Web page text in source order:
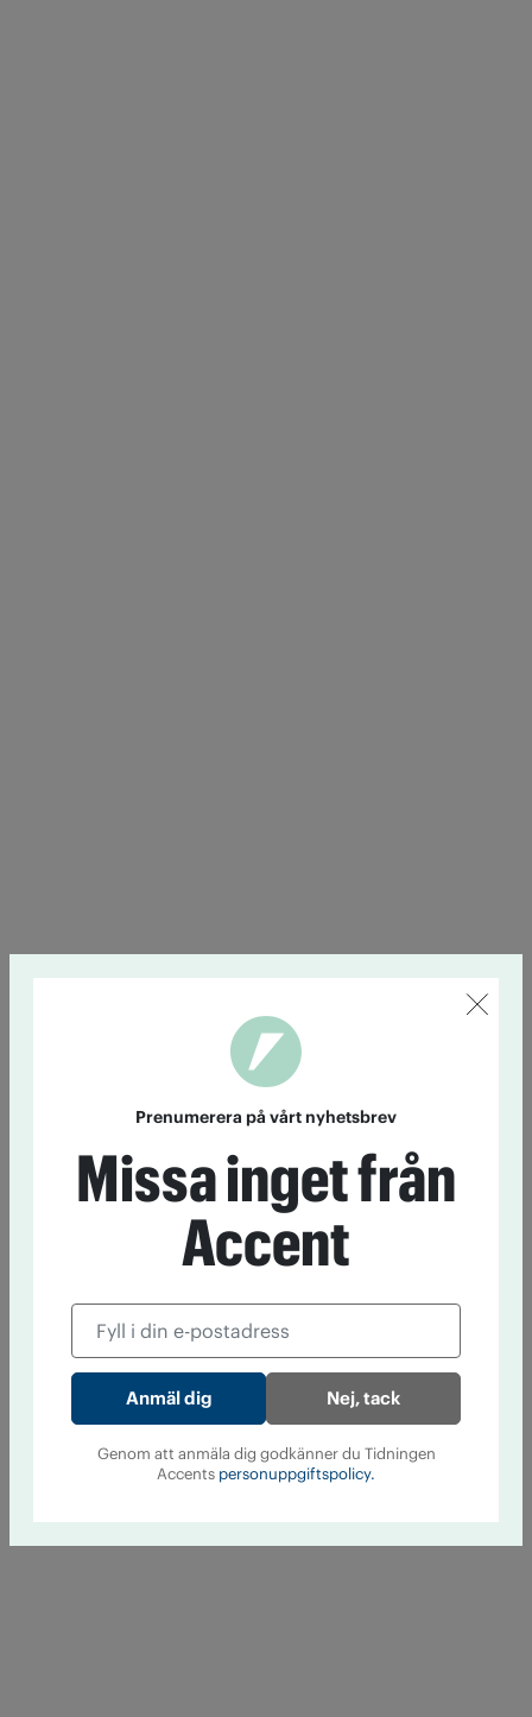
Prenumerera på vårt nyhetsbrev
Missa inget från
Accent
Nej, tack
Genom att anmäla dig godkänner du Tidningen
Accents personuppgiftspolicy.